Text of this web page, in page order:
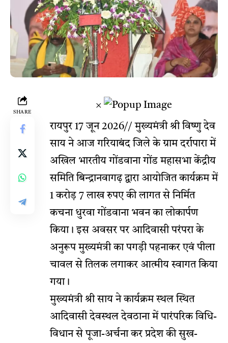
SHARE
×
रायपुर 17 जून 2026// मुख्यमंत्री श्री विष्णु देव
साय ने आज गरियाबंद जिले के ग्राम दर्रापारा में
अखिल भारतीय गोंडवाना गोंड महासभा केंद्रीय
समिति बिन्द्रानवागढ़ द्वारा आयोजित कार्यक्रम में
1 करोड़ 7 लाख रुपए की लागत से निर्मित
कचना धुरवा गोंडवाना भवन का लोकार्पण
किया। इस अवसर पर आदिवासी परंपरा के
अनुरूप मुख्यमंत्री का पगड़ी पहनाकर एवं पीला
चावल से तिलक लगाकर आत्मीय स्वागत किया
गया।
मुख्यमंत्री श्री साय ने कार्यक्रम स्थल स्थित
आदिवासी देवस्थल देवठाना में पारंपरिक विधि-
विधान से पूजा-अर्चना कर प्रदेश की सुख-